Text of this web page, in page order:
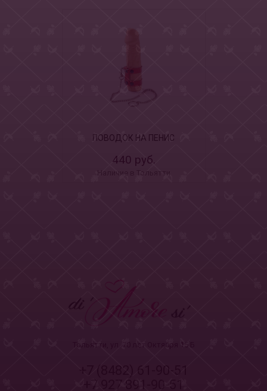
ПОВОДОК НА ПЕНИС
440 руб.
Наличие в Тольятти
Тольятти, ул. 70 лет Октября 15 Б
+7 (8482) 61-90-51